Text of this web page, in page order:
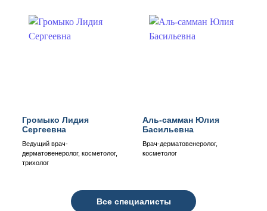
Громыко Лидия
Сергеевна
Ведущий врач-
дерматовенеролог, косметолог,
трихолог
Аль-самман Юлия
Басильевна
Врач-дерматовенеролог,
косметолог
Все специалисты